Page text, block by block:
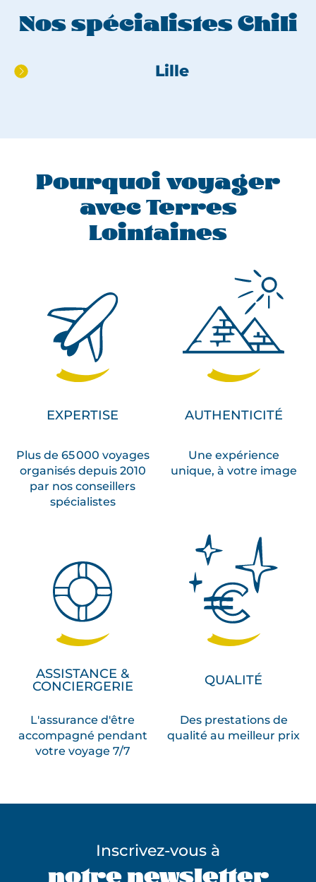
Nos spécialistes Chili
Aller
directement
Lille
Pourquoi voyager
avec Terres
Lointaines
EXPERTISE
Plus de 65 000 voyages
organisés depuis 2010
par nos conseillers
spécialistes
AUTHENTICITÉ
Une expérience
unique, à votre image
ASSISTANCE &
CONCIERGERIE
L'assurance d'être
accompagné pendant
votre voyage 7/7
QUALITÉ
Des prestations de
qualité au meilleur prix
Inscrivez-vous à